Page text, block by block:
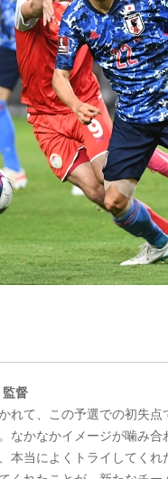
督
れて、この予選での初失
なかなかイメージが噛み
本当によくトライしてく